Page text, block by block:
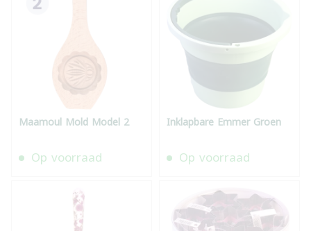
Maamoul Mold Model 2
Op voorraad
Inklapbare Emmer Groen
Op voorraad